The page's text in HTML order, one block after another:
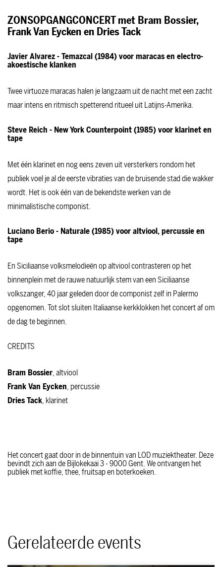
ZONSOPGANGCONCERT met Bram Bossier,
Frank Van Eycken en Dries Tack
Javier Alvarez - Temazcal (1984) voor maracas en electro-
akoestische klanken
Twee virtuoze maracas halen je langzaam uit de nacht met een zacht
maar intens en ritmisch spetterend ritueel uit Latijns-Amerika.
Steve Reich - New York Counterpoint (1985) voor klarinet en
tape
Met één klarinet en nog eens zeven uit versterkers rondom het
publiek voel je al de eerste vibraties van de bruisende stad die wakker
wordt. Het is ook één van de bekendste werken van de
minimalistische componist.
Luciano Berio - Naturale (1985) voor altviool, percussie en
tape
En Siciliaanse volksmelodieën op altviool contrasteren op het
binnenplein met de rauwe natuurlijk stem van een Siciliaanse
volkszanger, 40 jaar geleden door de componist zelf in Palermo
opgenomen. Tot slot sluiten Italiaanse kerkklokken het concert af om
de dag te beginnen.
CREDITS
Bram Bossier, altviool
Frank Van Eycken, percussie
Dries Tack, klarinet
Het concert gaat door in de binnentuin van LOD muziektheater. Deze
bevindt zich aan de Bijlokekaai 3 - 9000 Gent. We ontvangen het
publiek met koffie, thee, fruitsap en boterkoeken.
Gerelateerde events